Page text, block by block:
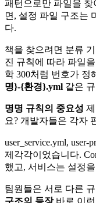
패턴으로만 파일을 찾
면, 설정 파일 구조는
다.
책을 찾으려면 분류
진 규칙에 따라 파일
학 300처럼 번호가 정
명}-{환경}.yml 같은
명명 규칙의 중요성
요? 개발자들은 각자
user_service.yml, user-
제각각이었습니다.
했고, 서비스는 설정
팀원들은 서로 다른
구조의 등장바로 이런